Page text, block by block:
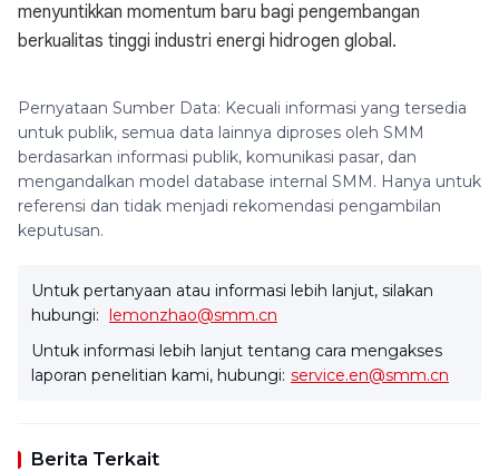
menyuntikkan momentum baru bagi pengembangan
berkualitas tinggi industri energi hidrogen global.
Pernyataan Sumber Data: Kecuali informasi yang tersedia
untuk publik, semua data lainnya diproses oleh SMM
berdasarkan informasi publik, komunikasi pasar, dan
mengandalkan model database internal SMM. Hanya untuk
referensi dan tidak menjadi rekomendasi pengambilan
keputusan.
Untuk pertanyaan atau informasi lebih lanjut, silakan
hubungi: lemonzhao@smm.cn
Untuk informasi lebih lanjut tentang cara mengakses
laporan penelitian kami, hubungi: service.en@smm.cn
Berita Terkait